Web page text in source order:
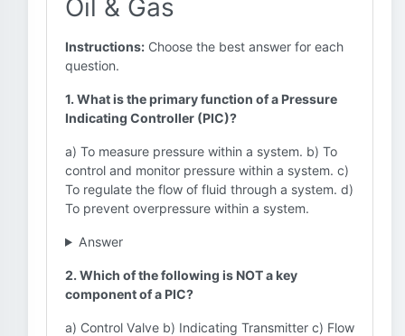
Oil & Gas
Instructions: Choose the best answer for each
question.
1. What is the primary function of a Pressure
Indicating Controller (PIC)?
a) To measure pressure within a system. b) To
control and monitor pressure within a system. c)
To regulate the flow of fluid through a system. d)
To prevent overpressure within a system.
Answer
2. Which of the following is NOT a key
component of a PIC?
a) Control Valve b) Indicating Transmitter c) Flow